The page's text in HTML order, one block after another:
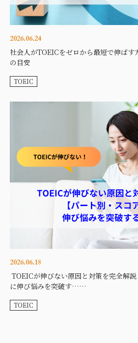
2026.06.24
社会人がTOEICをゼロから最短で伸ばす
の目安
TOEIC
2026.06.18
TOEICが伸びない原因と対策を完全解
に伸び悩みを突破す……
TOEIC